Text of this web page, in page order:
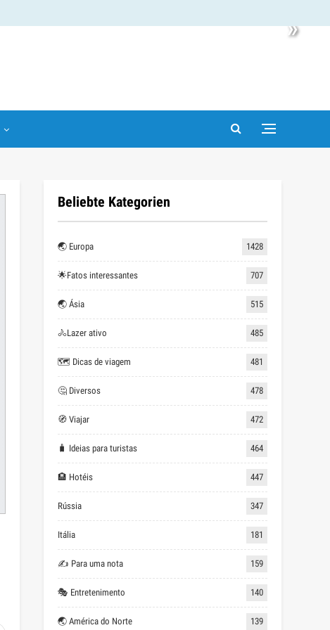
»
Beliebte Kategorien
🌏 Europa 1428
🌟Fatos interessantes 707
🌏 Ásia 515
🚴Lazer ativo 485
🗺 Dicas de viagem 481
🤔 Diversos 478
🧭 Viajar 472
🧳 Ideias para turistas 464
🏨 Hotéis 447
Rússia 347
Itália 181
✍ Para uma nota 159
🎭 Entretenimento 140
🌏 América do Norte 139